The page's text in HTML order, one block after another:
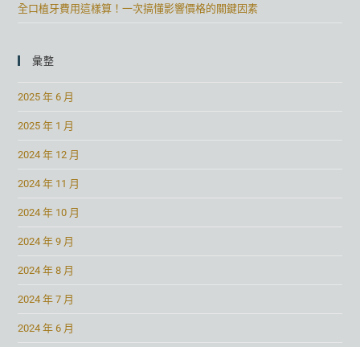
全口植牙費用這樣算！一次搞懂影響價格的關鍵因素
彙整
2025 年 6 月
2025 年 1 月
2024 年 12 月
2024 年 11 月
2024 年 10 月
2024 年 9 月
2024 年 8 月
2024 年 7 月
2024 年 6 月